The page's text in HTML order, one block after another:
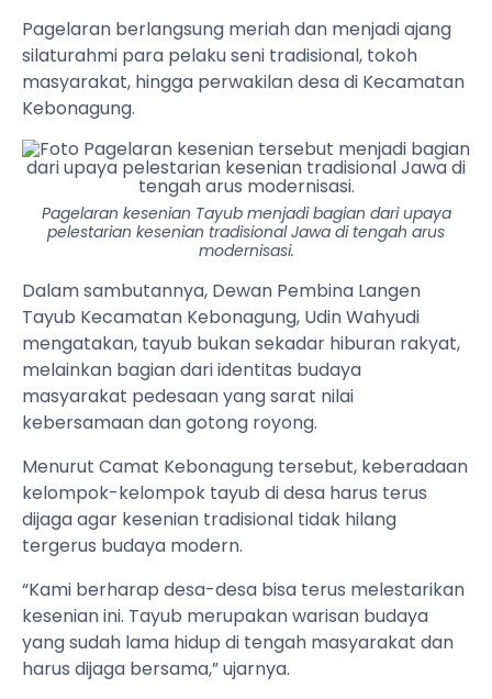
Pagelaran berlangsung meriah dan menjadi ajang
silaturahmi para pelaku seni tradisional, tokoh
masyarakat, hingga perwakilan desa di Kecamatan
Kebonagung.
Pagelaran kesenian Tayub menjadi bagian dari upaya
pelestarian kesenian tradisional Jawa di tengah arus
modernisasi.
Dalam sambutannya, Dewan Pembina Langen
Tayub Kecamatan Kebonagung, Udin Wahyudi
mengatakan, tayub bukan sekadar hiburan rakyat,
melainkan bagian dari identitas budaya
masyarakat pedesaan yang sarat nilai
kebersamaan dan gotong royong.
Menurut Camat Kebonagung tersebut, keberadaan
kelompok-kelompok tayub di desa harus terus
dijaga agar kesenian tradisional tidak hilang
tergerus budaya modern.
“Kami berharap desa-desa bisa terus melestarikan
kesenian ini. Tayub merupakan warisan budaya
yang sudah lama hidup di tengah masyarakat dan
harus dijaga bersama,” ujarnya.